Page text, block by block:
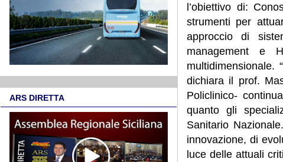
l’obiettivo di:
strumenti per
approccio di
management e
multidimensionale.
dichiara il prof.
Policlinico-
quanto gli
Sanitario
innovazione, di
luce delle attuali
ARS DIRETTA